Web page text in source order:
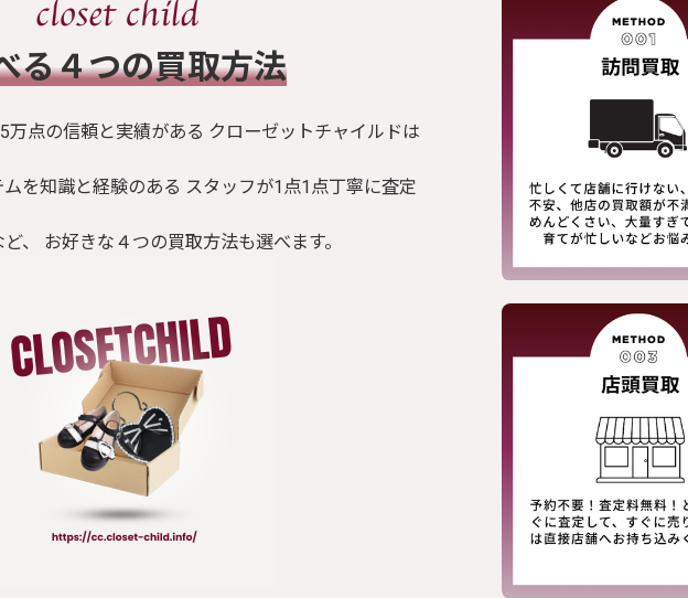
る４つの買取方法
万点の信頼と実績がある クローゼットチャイルドは
を知識と経験のある スタッフが1点1点丁寧に査定
、 お好きな４つの買取方法も選べます。